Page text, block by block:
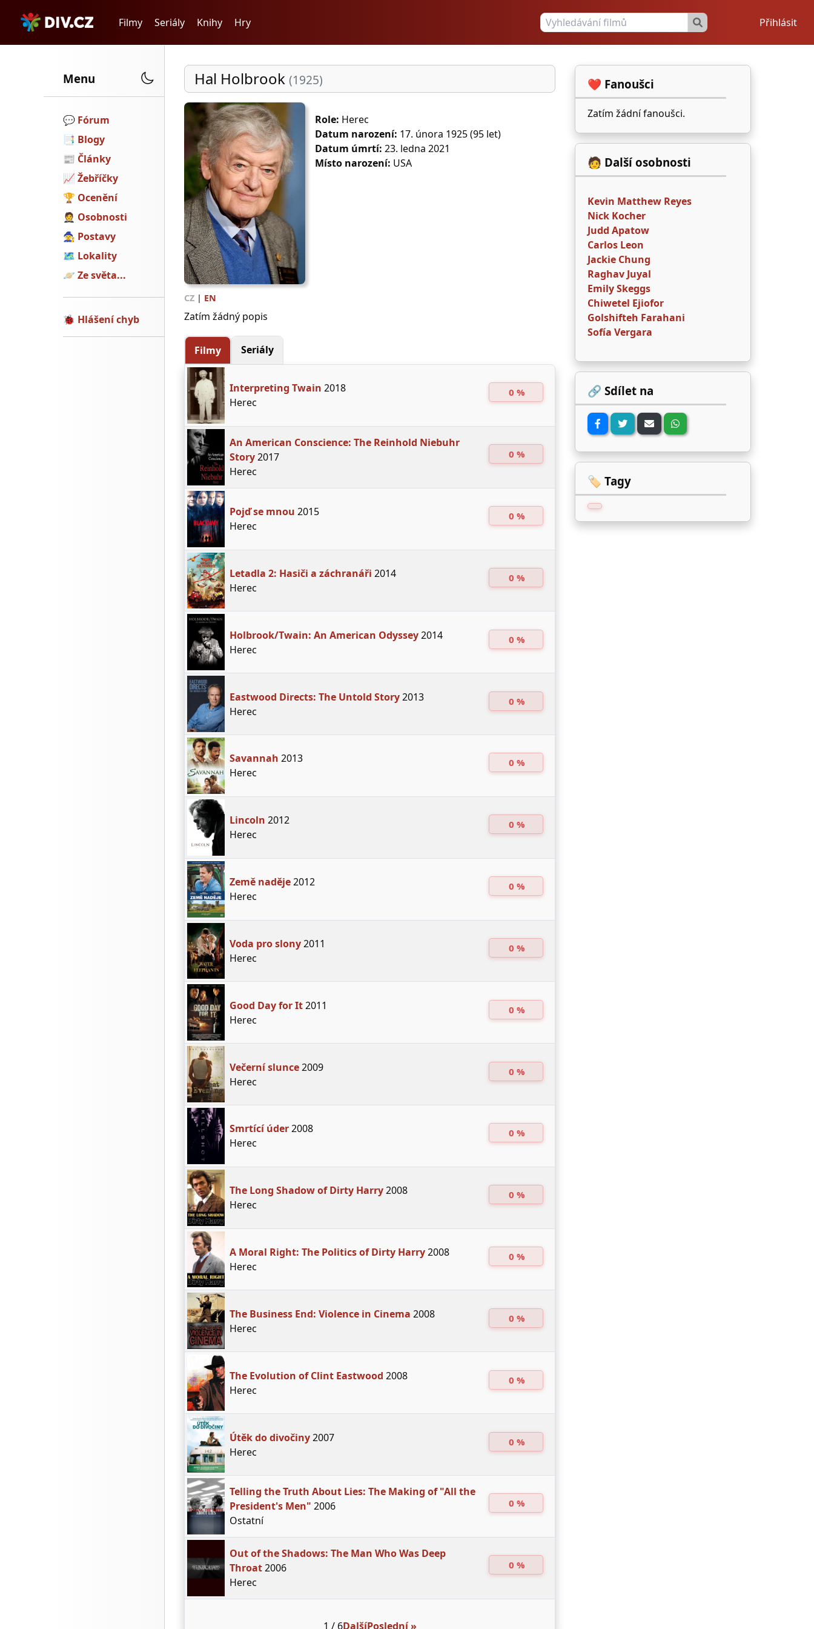
Filmy Seriály Knihy Hry Přihlásit
Menu
💬️ Fórum
📑 Blogy
📰 Články
📈 Žebříčky
🏆 Ocenění
🤵 Osobnosti
🧙 Postavy
🗺 Lokality
🪐 Ze světa...
🐞 Hlášení chyb
Hal Holbrook (1925)
Role: Herec
Datum narození: 17. února 1925 (95 let)
Datum úmrtí: 23. ledna 2021
Místo narození: USA
CZ | EN
Zatím žádný popis
Filmy Seriály
Interpreting Twain 2018
Herec
0 %
An American Conscience: The Reinhold Niebuhr
Story2017
Herec
0 %
Pojď se mnou 2015
Herec
0 %
Letadla 2: Hasiči a záchranáři 2014
Herec
0 %
Holbrook/Twain: An American Odyssey2014
Herec
0 %
Eastwood Directs: The Untold Story2013
Herec
0 %
Savannah 2013
Herec
0 %
Lincoln 2012
Herec
0 %
Země naděje2012
Herec
0 %
Voda pro slony2011
Herec
0 %
Good Day for It2011
Herec
0 %
Večerní slunce2009
Herec
0 %
Smrtící úder2008
Herec
0 %
The Long Shadow of Dirty Harry2008
Herec
0 %
A Moral Right: The Politics of Dirty Harry2008
Herec
0 %
The Business End: Violence in Cinema 2008
Herec
0 %
The Evolution of Clint Eastwood 2008
Herec
0 %
Útěk do divočiny2007
Herec
0 %
Telling the Truth About Lies: The Making of "All the
President's Men" 2006
Ostatní
0 %
Out of the Shadows: The Man Who Was Deep
Throat2006
Herec
0 %
1 / 6DalšíPoslední »
❤️ Fanoušci
Zatím žádní fanoušci.
🧑 Další osobnosti
Kevin Matthew Reyes
Nick Kocher
Judd Apatow
Carlos Leon
Jackie Chung
Raghav Juyal
Emily Skeggs
Chiwetel Ejiofor
Golshifteh Farahani
Sofía Vergara
🔗 Sdílet na
🏷️ Tagy